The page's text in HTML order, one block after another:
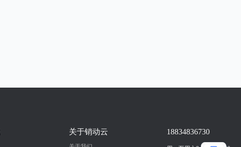
关于销动云 18834836730